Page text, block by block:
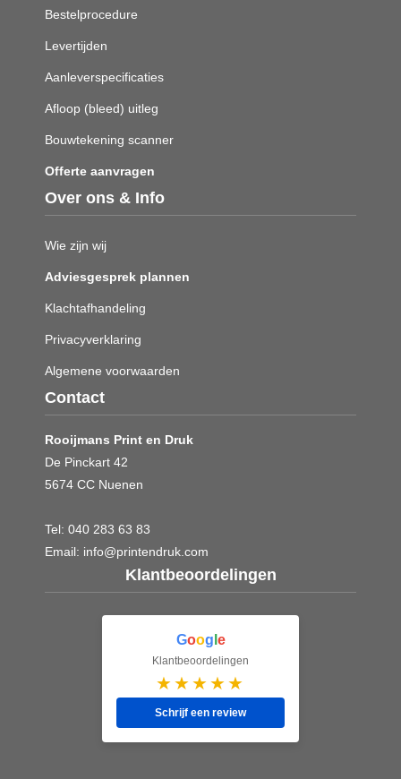
Bestelprocedure
Levertijden
Aanleverspecificaties
Afloop (bleed) uitleg
Bouwtekening scanner
Offerte aanvragen
Over ons & Info
Wie zijn wij
Adviesgesprek plannen
Klachtafhandeling
Privacyverklaring
Algemene voorwaarden
Contact
Rooijmans Print en Druk
De Pinckart 42
5674 CC Nuenen
Tel: 040 283 63 83
Email: info@printendruk.com
Klantbeoordelingen
Goog e
Klantbeoordelingen
★★★★★
Schrijf een review